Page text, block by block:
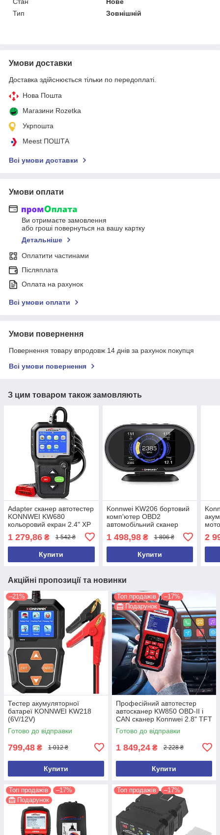
Тип
Зовнішній
Умови доставки
Доставка здійснюється тільки по передоплаті.
Нова Пошта
Магазини Rozetka
Укрпошта
Meest ПОШТА
Всі умови доставки
Умови оплати
Ви отримаєте замовлення
або гроші повернуться на вашу картку
Детальніше
Оплатити частинами
Післяплата
Оплата на рахунок
Всі умови оплати
Умови повернення
Повернення товару впродовж 14 днів за рахунок покупця
Всі умови повернення
З цим товаром також замовляють
Adapter сканер автотестер
KONNWEI KW680
кольоровий екран 2.4" XP
автотестер батареї
автосканер
1 279,86 ₴ 1 542 ₴
Купити
Konnwei KW206 бортовий
комп'ютер OBD2
автомобільний сканер
1 498,98₴ 1 806 ₴
Купити
2
Акційні пропозиції та новинки
–21%
Тестер акумуляторної
батареї KONNWEI KW218
(6V/12V)
Готово до відправки
799,48 ₴ 1 012 ₴
Купити
Топ продажів
–17%
Подарунок
Професійний автотестер
автосканер KW850 OBD-II і
CAN сканер Konnwei 2.8" TFT
друк ПК 2.8" TF
Готово до відправки
1 849,24 ₴ 2 228 ₴
Купити
Топ продажів
–17%
Подарунок
Топ продажів –17%